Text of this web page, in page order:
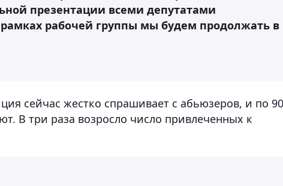
презентации всеми депутатами
рабочей группы мы будем продолжать в
сейчас жестко спрашивает с абьюзеров, и по
В три раза возросло число привлеченных к